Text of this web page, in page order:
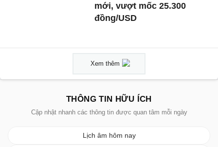
mới, vượt mốc 25.300
đồng/USD
Xem thêm
THÔNG TIN HỮU ÍCH
Cập nhật nhanh các thông tin được quan tâm mỗi ngày
Lịch âm hôm nay